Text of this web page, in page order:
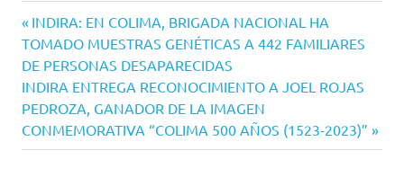
Navegación
de
entradas
Entrada
anterior:
INDIRA: EN COLIMA, BRIGADA NACIONAL HA
TOMADO MUESTRAS GENÉTICAS A 442 FAMILIARES
DE PERSONAS DESAPARECIDAS
Siguiente
entrada:
INDIRA ENTREGA RECONOCIMIENTO A JOEL ROJAS
PEDROZA, GANADOR DE LA IMAGEN
CONMEMORATIVA “COLIMA 500 AÑOS (1523-2023)”